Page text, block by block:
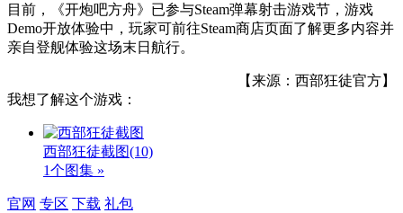
目前，《开炮吧方舟》已参与Steam弹幕射击游戏节，游戏
Demo开放体验中，玩家可前往Steam商店页面了解更多内容并
亲自登舰体验这场末日航行。
【来源：西部狂徒官方】
我想了解这个游戏：
西部狂徒截图(10)
1个图集 »
官网 专区 下载 礼包